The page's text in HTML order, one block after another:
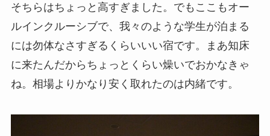
そちらはちょっと高すぎました。でもここもオー
ルインクルーシブで、我々のような学生が泊まる
には勿体なさすぎるくらいいい宿です。まあ知床
に来たんだからちょっとくらい燥いでおかなきゃ
ね。相場よりかなり安く取れたのは内緒です。